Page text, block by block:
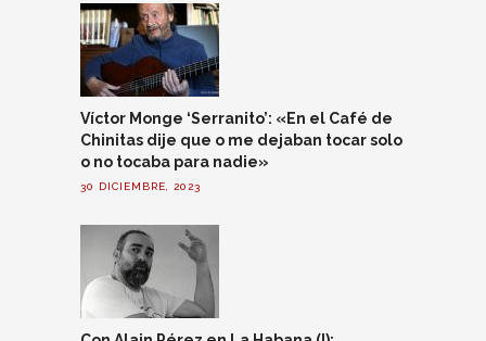
Víctor Monge ‘Serranito’: «En el Café de
Chinitas dije que o me dejaban tocar solo
o no tocaba para nadie»
30 DICIEMBRE, 2023